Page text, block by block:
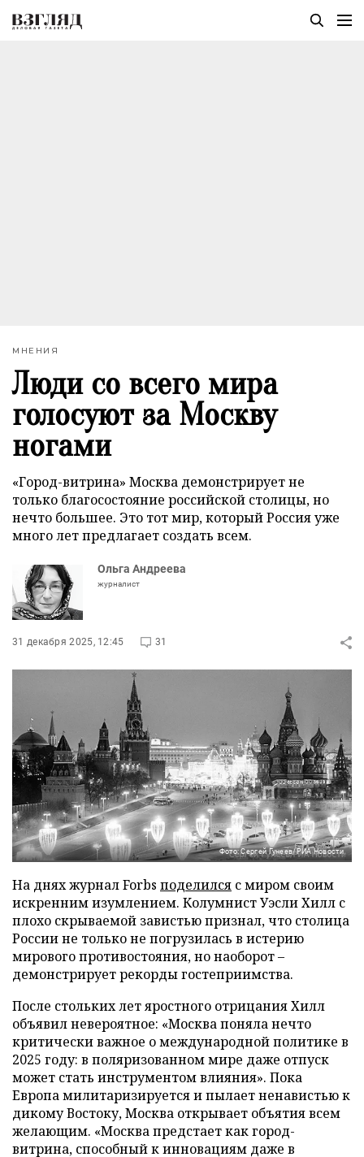
МНЕНИЯ
Люди со всего мира
голосуют за Москву
ногами
«Город-витрина» Москва демонстрирует не
только благосостояние российской столицы, но
нечто большее. Это тот мир, который Россия уже
много лет предлагает создать всем.
Ольга Андреева
журналист
31 декабря 2025, 12:45 31
Фото: Сергей Гунеев/РИА Новости
На днях журнал Forbs поделился с миром своим
искренним изумлением. Колумнист Уэсли Хилл с
плохо скрываемой завистью признал, что столица
России не только не погрузилась в истерию
мирового противостояния, но наоборот –
демонстрирует рекорды гостеприимства.
После стольких лет яростного отрицания Хилл
объявил невероятное: «Москва поняла нечто
критически важное о международной политике в
2025 году: в поляризованном мире даже отпуск
может стать инструментом влияния». Пока
Европа милитаризируется и пылает ненавистью к
дикому Востоку, Москва открывает объятия всем
желающим. «Москва предстает как город-
витрина, способный к инновациям даже в